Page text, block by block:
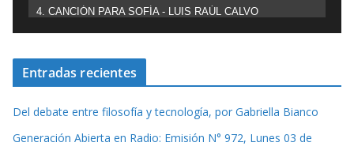
4. CANCIÓN PARA SOFÍA - LUIS RAÚL CALVO
Entradas recientes
Del debate entre filosofía y tecnología, por Gabriella Bianco
Generación Abierta en Radio: Emisión N° 972, Lunes 03 de